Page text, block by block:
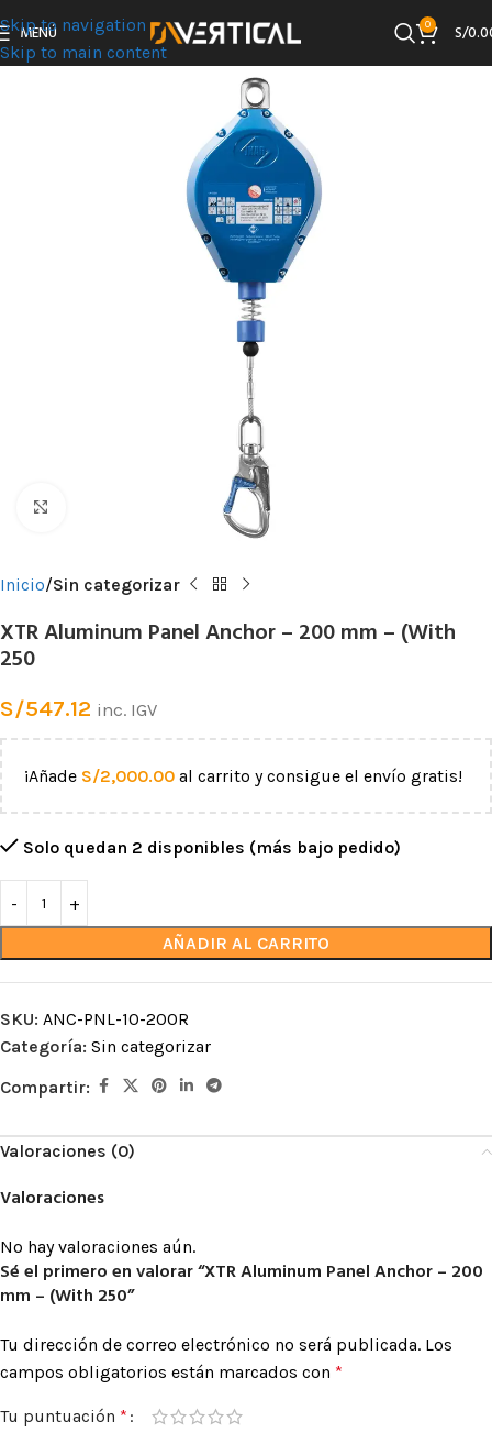
Skip to navigation
Skip to main content
MENÚ 0 S/
Inicio Sin categorizar
XTR Aluminum Panel Anchor – 200 mm – (With
250
S/547.12 inc. IGV
¡Añade S/2,000.00 al carrito y consigue el envío gratis!
Solo quedan 2 disponibles (más bajo pedido)
AÑADIR AL CARRITO
SKU: ANC-PNL-10-200R
Categoría: Sin categorizar
Compartir:
Valoraciones (0)
Valoraciones
No hay valoraciones aún.
Sé el primero en valorar “XTR Aluminum Panel Anchor – 200
mm – (With 250”
Tu dirección de correo electrónico no será publicada. Los
campos obligatorios están marcados con *
Tu puntuación *